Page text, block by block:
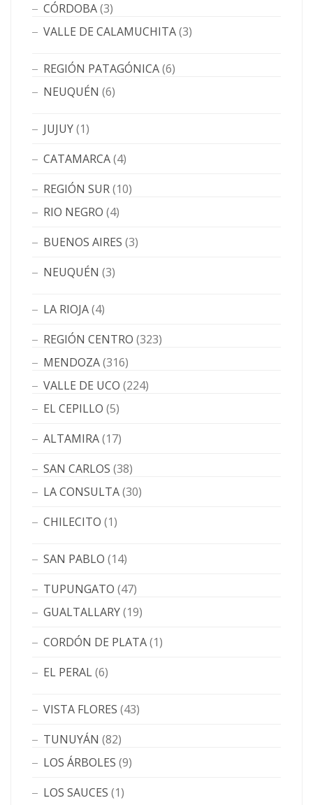
CÓRDOBA(3)
VALLE DE CALAMUCHITA(3)
REGIÓN PATAGÓNICA(6)
NEUQUÉN (6)
JUJUY(1)
CATAMARCA(4)
REGIÓN SUR(10)
RIO NEGRO (4)
BUENOS AIRES (3)
NEUQUÉN (3)
LA RIOJA(4)
REGIÓN CENTRO (323)
MENDOZA(316)
VALLE DE UCO (224)
EL CEPILLO (5)
ALTAMIRA(17)
SAN CARLOS (38)
LA CONSULTA(30)
CHILECITO (1)
SAN PABLO (14)
TUPUNGATO (47)
GUALTALLARY(19)
CORDÓN DE PLATA(1)
EL PERAL(6)
VISTA FLORES (43)
TUNUYÁN (82)
LOS ÁRBOLES (9)
LOS SAUCES (1)